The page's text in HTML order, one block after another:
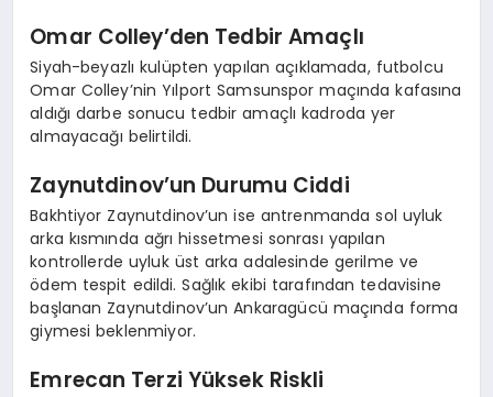
Omar Colley’den Tedbir Amaçlı
Siyah-beyazlı kulüpten yapılan açıklamada, futbolcu
Omar Colley’nin Yılport Samsunspor maçında kafasına
aldığı darbe sonucu tedbir amaçlı kadroda yer
almayacağı belirtildi.
Zaynutdinov’un Durumu Ciddi
Bakhtiyor Zaynutdinov’un ise antrenmanda sol uyluk
arka kısmında ağrı hissetmesi sonrası yapılan
kontrollerde uyluk üst arka adalesinde gerilme ve
ödem tespit edildi. Sağlık ekibi tarafından tedavisine
başlanan Zaynutdinov’un Ankaragücü maçında forma
giymesi beklenmiyor.
Emrecan Terzi Yüksek Riskli